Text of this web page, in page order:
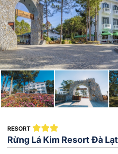
RESORT
Rừng Lá Kim Resort Đà Lạt